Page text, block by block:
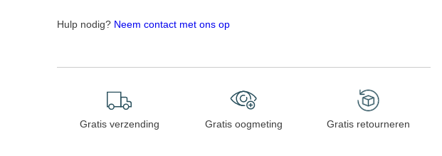
Hulp nodig? Neem contact met ons op
Gratis verzending Gratis oogmeting Gratis retourneren